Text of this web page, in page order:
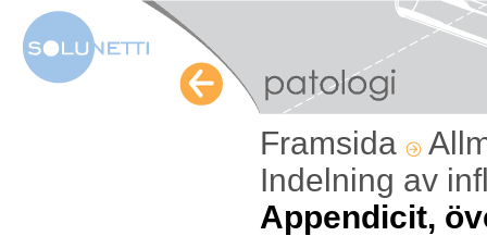
Framsida
Indelning av
Appendicit,